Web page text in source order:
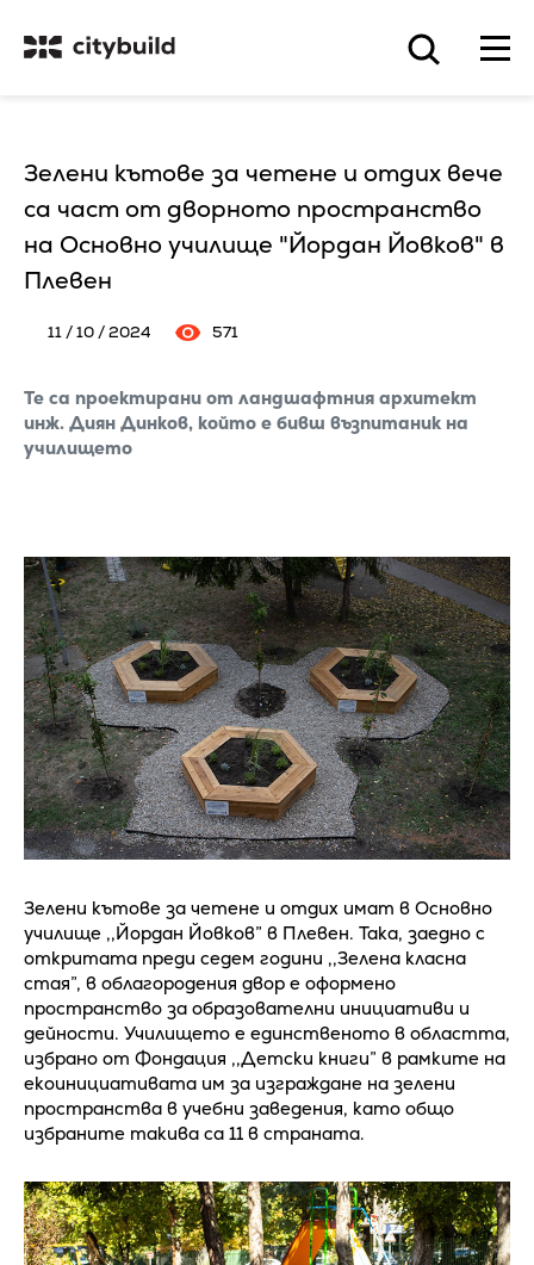
Зелени кътове за четене и отдих вече
са част от дворното пространство
на Основно училище "Йордан Йовков" в
Плевен
11 / 10 / 2024 571
Те са проектирани от ландшафтния архитект
инж. Диян Динков, който е бивш възпитаник на
училището
Зелени кътове за четене и отдих имат в Основно
училище ,,Йордан Йовков” в Плевен. Така, заедно с
откритата преди седем години ,,Зелена класна
стая”, в облагородения двор е оформено
пространство за образователни инициативи и
дейности. Училището е единственото в областта,
избрано от Фондация ,,Детски книги” в рамките на
екоинициативата им за изграждане на зелени
пространства в учебни заведения, като общо
избраните такива са 11 в страната.